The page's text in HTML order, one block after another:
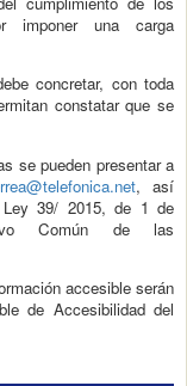
imponer una carga
concretar, con toda
constatar que se
se pueden presentar a
, así
39/ 2015, de 1 de
Común de las
accesible serán
de Accesibilidad del